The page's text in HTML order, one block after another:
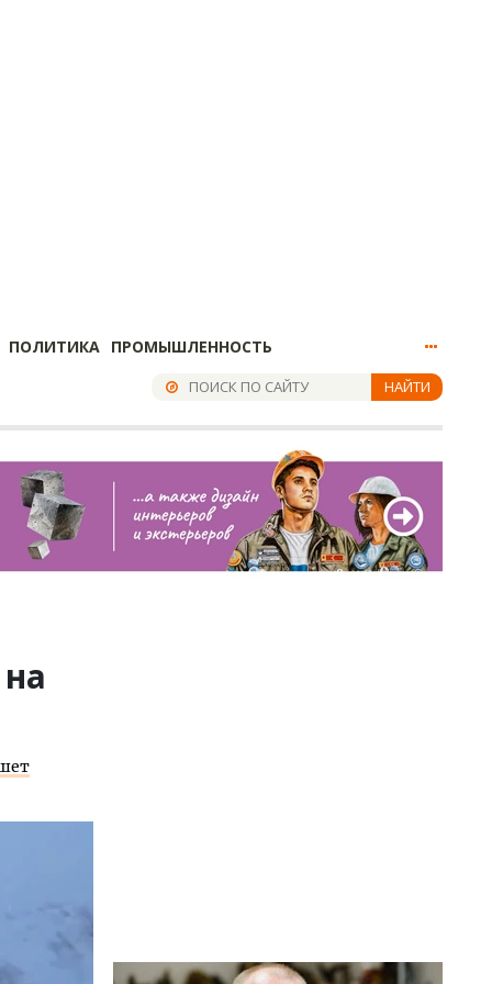
ПОЛИТИКА ПРОМЫШЛЕННОСТЬ
НАЙТИ